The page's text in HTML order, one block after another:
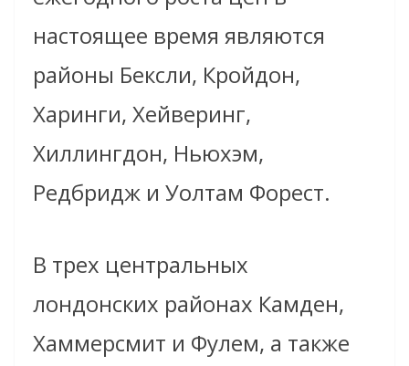
настоящее время являются
районы Бексли, Кройдон,
Харинги, Хейверинг,
Хиллингдон, Ньюхэм,
Редбридж и Уолтам Форест.
В трех центральных
лондонских районах Камден,
Хаммерсмит и Фулем, а также